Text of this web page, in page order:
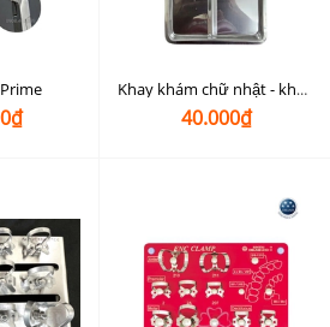
Khay khám chữ nhật - khay khám vừa tủ cực tím
40.000₫